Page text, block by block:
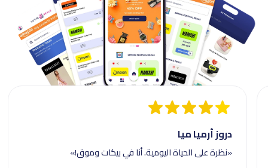
دروز أرميا ميا
«نظرة على الحياة اليومية. أنا في بيكات وموق!»